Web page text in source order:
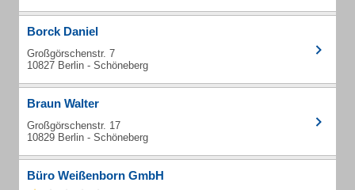
Borck Daniel
Großgörschenstr. 7
10827 Berlin - Schöneberg
Braun Walter
Großgörschenstr. 17
10829 Berlin - Schöneberg
Büro Weißenborn GmbH